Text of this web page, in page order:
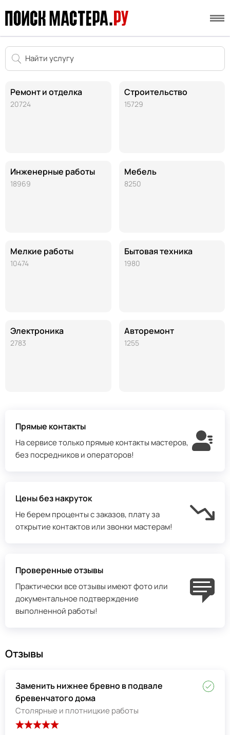
Ремонт и отделка
20724
Инженерные работы
18969
Мелкие работы
10474
Электроника
2783
Строительство
15729
Мебель
8250
Бытовая техника
1980
Авторемонт
1255
Прямые контакты
На сервисе только прямые контакты мастеров,
без посредников и операторов!
Цены без накруток
Не берем проценты с заказов, плату за
открытие контактов или звонки мастерам!
Проверенные отзывы
Практически все отзывы имеют фото или
документальное подтверждение
выполненной работы!
Отзывы
Заменить нижнее бревно в подвале
бревенчатого дома
Столярные и плотницкие работы